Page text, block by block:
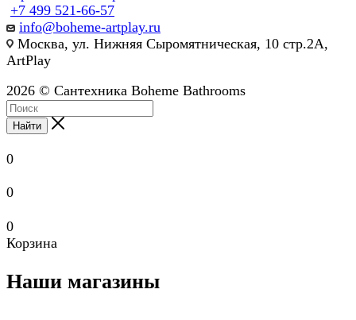
+7 499 521-66-57
info@boheme-artplay.ru
Москва, ул. Нижняя Сыромятническая, 10 стр.2А,
ArtPlay
2026 © Сантехника Boheme Bathrooms
Найти
0
0
0
Корзина
Наши магазины